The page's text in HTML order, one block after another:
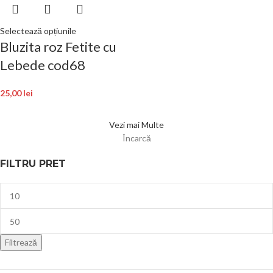
FILTRU PRET
Filtrează
Selectează opțiunile
Bluzita roz Fetite cu
Lebede cod68
25,00lei
Vezi mai Multe
Încarcă